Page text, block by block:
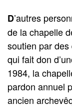
D’autres
de la chapelle
soutien par des
qui fait don
1984, la
pardon annuel
ancien